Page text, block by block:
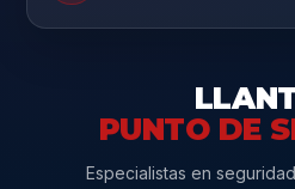
PUNTO DE
Especialistas en